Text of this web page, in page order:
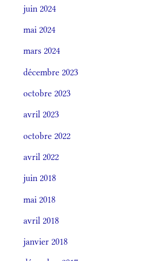
juin 2024
mai 2024
mars 2024
décembre 2023
octobre 2023
avril 2023
octobre 2022
avril 2022
juin 2018
mai 2018
avril 2018
janvier 2018